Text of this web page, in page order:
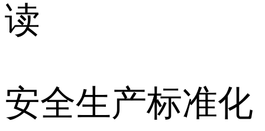
读
安全生产标准化